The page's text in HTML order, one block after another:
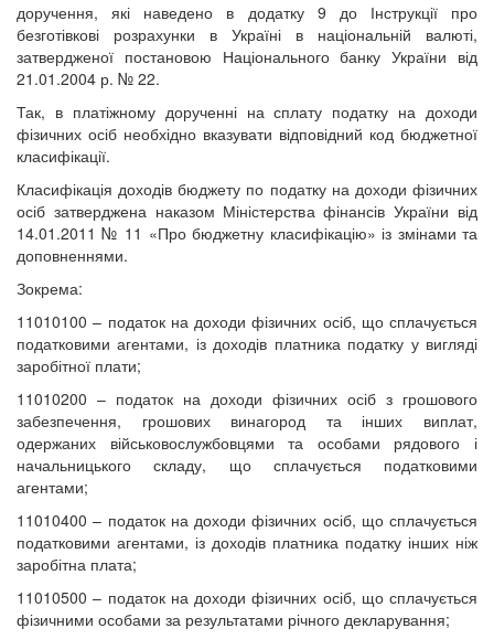
доручення, які наведено в додатку 9 до Інструкції про
безготівкові розрахунки в Україні в національній валюті,
затвердженої постановою Національного банку України від
21.01.2004 р. № 22.
Так, в платіжному дорученні на сплату податку на доходи
фізичних осіб необхідно вказувати відповідний код бюджетної
класифікації.
Класифікація доходів бюджету по податку на доходи фізичних
осіб затверджена наказом Міністерства фінансів України від
14.01.2011 № 11 «Про бюджетну класифікацію» із змінами та
доповненнями.
Зокрема:
11010100 – податок на доходи фізичних осіб, що сплачується
податковими агентами, із доходів платника податку у вигляді
заробітної плати;
11010200 – податок на доходи фізичних осіб з грошового
забезпечення, грошових винагород та інших виплат,
одержаних військовослужбовцями та особами рядового і
начальницького складу, що сплачується податковими
агентами;
11010400 – податок на доходи фізичних осіб, що сплачується
податковими агентами, із доходів платника податку інших ніж
заробітна плата;
11010500 – податок на доходи фізичних осіб, що сплачується
фізичними особами за результатами річного декларування;